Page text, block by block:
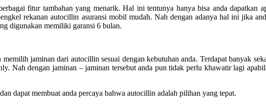
fitur tambahan yang menarik. Hal ini tentunya hanya bisa anda dapatkan
rekanan autocillin asuransi mobil mudah. Nah dengan adanya hal ini jika
digunakan memiliki garansi 6 bulan.
jaminan dari autocillin sesuai dengan kebutuhan anda. Terdapat banyak
Nah dengan jaminan – jaminan tersebut anda pun tidak perlu khawatir lagi
dapat membuat anda percaya bahwa autocillin adalah pilihan yang tepat.